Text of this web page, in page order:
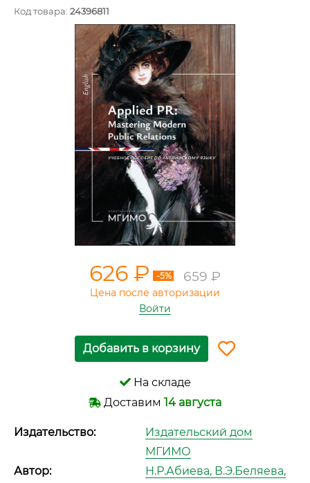
Код товара: 24396811
626 ₽ -5% 659 ₽
Цена после авторизации
Войти
Добавить в корзину
На складе
Доставим 14 августа
Издательство:
Издательский дом
МГИМО
Автор:
Н.Р.Абиева, В.Э.Беляева,